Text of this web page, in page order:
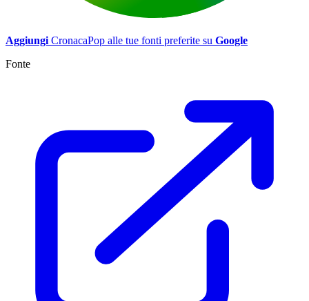
Aggiungi CronacaPop alle tue fonti preferite su Google
Fonte